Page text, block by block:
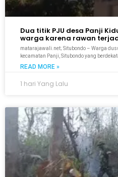
Dua titik PJU desa Panji
warga karena rawan
matarajawali.net; Situbondo – Warga
kecamatan Panji, Situbondo yang
READ MORE »
1 hari Yang Lalu